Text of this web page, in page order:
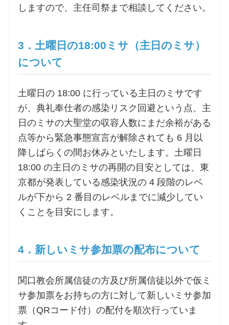
しますので、主任司祭まで相談してください。
3．土曜日の18:00ミサ（主日のミサ）
について
土曜日の 18:00 に行っている主日のミサです
が、典礼奉仕者の感染リスク回避という点、主
日のミサの大聖堂の収容人数にまだ余裕がある
点等から緊急事態宣言が解除されても 6 月以
降しばらくの間お休みといたします。土曜日
18:00 の主日のミサの再開の目安としては、東
京都が発表している感染状況の 4 段階のレベ
ルが下から 2 番目のレベルまでに減少してい
くことを目安にします。
4．新しいミサ参加票の配布について
関口教会所属信徒の方及び所属信徒以外で仮ミ
サ参加票をお持ちの方に対して新しいミサ参加
票（QRコード付）の配付を順次行っていま